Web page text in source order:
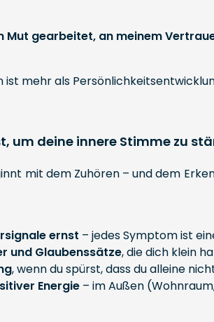
Mut gearbeitet, an meinem
ist mehr als
um deine innere Stimme zu
mit dem Zuhören – und dem
ernst – jedes Symptom ist
und Glaubenssätze, die dich klein
, wenn du spürst, dass du alleine
Energie – im Außen